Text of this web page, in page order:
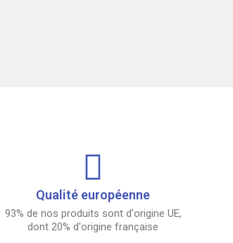
Qualité européenne
93% de nos produits sont d'origine UE,
dont 20% d'origine française